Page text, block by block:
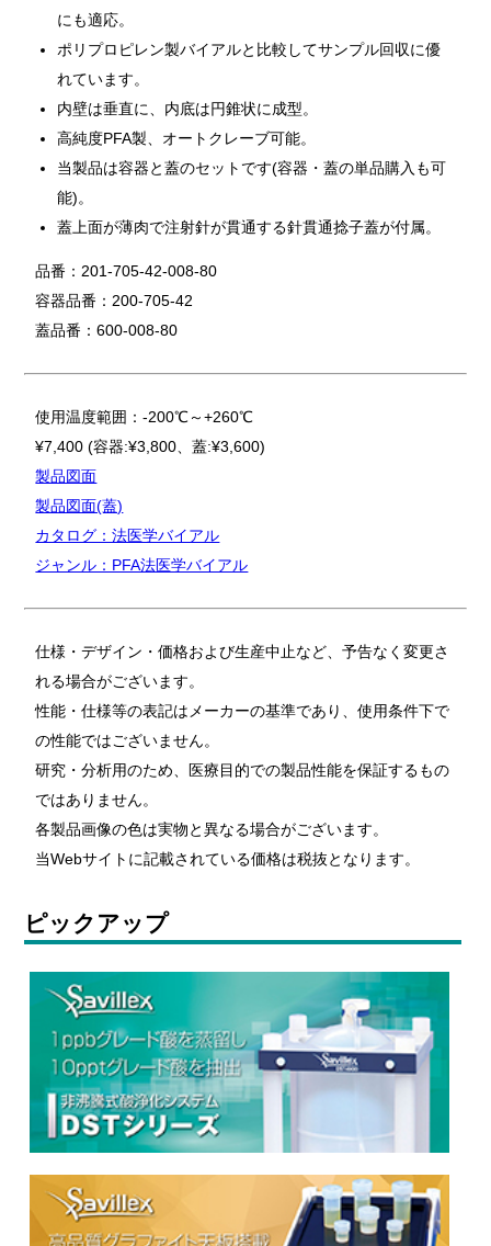
にも適応。
ポリプロピレン製バイアルと比較してサンプル回収に優
れています。
内壁は垂直に、内底は円錐状に成型。
高純度PFA製、オートクレーブ可能。
当製品は容器と蓋のセットです(容器・蓋の単品購入も可
能)。
蓋上面が薄肉で注射針が貫通する針貫通捻子蓋が付属。
品番：201-705-42-008-80
容器品番：200-705-42
蓋品番：600-008-80
使用温度範囲：-200℃～+260℃
¥7,400 (容器:¥3,800、蓋:¥3,600)
製品図面
製品図面(蓋)
カタログ：法医学バイアル
ジャンル：PFA法医学バイアル
仕様・デザイン・価格および生産中止など、予告なく変更さ
れる場合がございます。
性能・仕様等の表記はメーカーの基準であり、使用条件下で
の性能ではございません。
研究・分析用のため、医療目的での製品性能を保証するもの
ではありません。
各製品画像の色は実物と異なる場合がございます。
当Webサイトに記載されている価格は税抜となります。
ピックアップ